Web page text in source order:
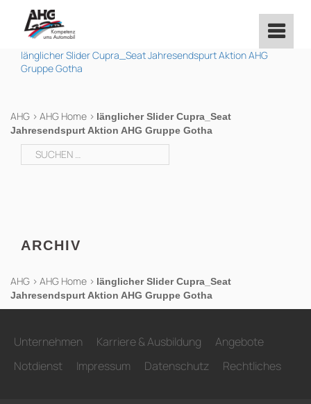
springen
länglicher Slider Cupra_Seat Jahresendspurt Aktion AHG
Gruppe Gotha
AHG > AHG Home > länglicher Slider Cupra_Seat
Jahresendspurt Aktion AHG Gruppe Gotha
Suchen
nach:
ARCHIV
AHG > AHG Home > länglicher Slider Cupra_Seat
Jahresendspurt Aktion AHG Gruppe Gotha
Unternehmen Karriere & Ausbildung
Angebote
Notdienst
Impressum Datenschutz Rechtliches